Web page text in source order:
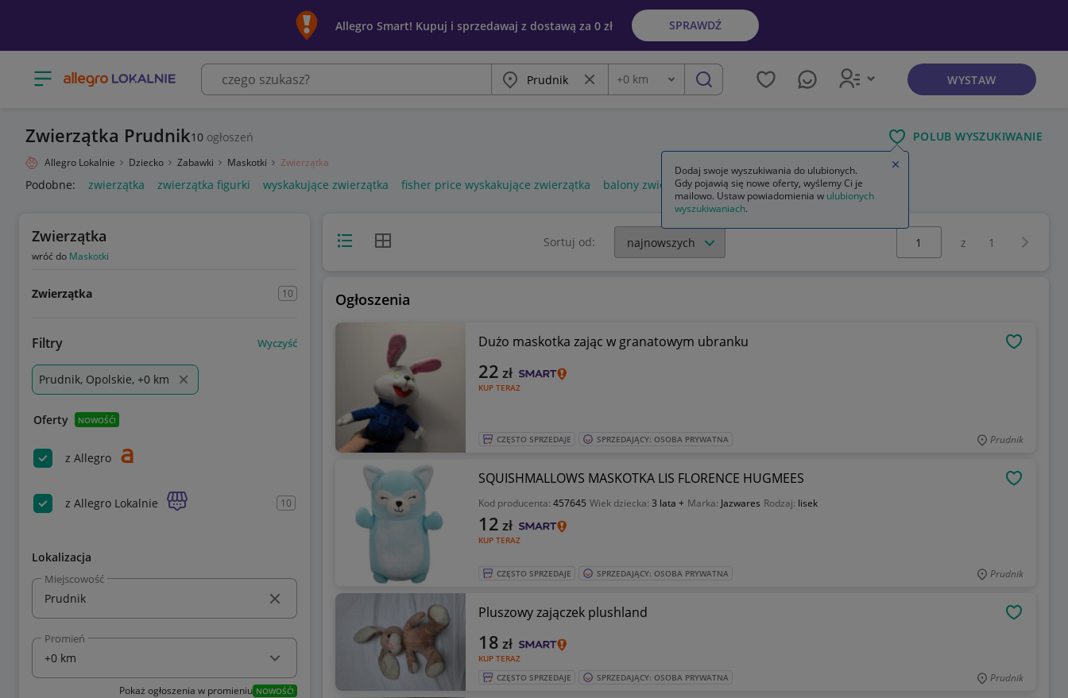
Allegro Smart! Kupuj i sprzedawaj z dostawą za 0 zł SPRAWDŹ
Otwórz menu z kategoriami Miasto Wyczyść frazę
Odległość
+0 km szukaj WYSTAW
Zwierzątka Prudnik10 ogłoszeń POLUB WYSZUKIWANIE
Allegro Lokalnie Dziecko Zabawki Maskotki Zwierzątka
Podobne: zwierzątka zwierzątka figurki wyskakujące zwierzątka fisher price wyskakujące zwierzątka balony zwierzątka
Zwierzątka
wróć do Maskotki
Zwierzątka 10
Filtry Wyczyść
Prudnik, Opolskie, +0 km
Oferty NOWOŚĆ!
z Allegro
z Allegro Lokalnie 10
Lokalizacja
Miejscowość
Promień
Pokaż ogłoszenia w promieniu NOWOŚĆ!
Widok listyWidok siatki Sortuj od:
Wybierz stronę:
z 1
Ogłoszenia
Dużo maskotka zając w granatowym ubranku
KUP TERAZ
22 zł
CZĘSTO SPRZEDAJE SPRZEDAJĄCY: OSOBA PRYWATNA Prudnik
SQUISHMALLOWS MASKOTKA LIS FLORENCE HUGMEES
Kod producenta: 457645 Wiek dziecka: 3 lata + Marka: Jazwares Rodzaj: lisek
KUP TERAZ
12 zł
CZĘSTO SPRZEDAJE SPRZEDAJĄCY: OSOBA PRYWATNA Prudnik
Pluszowy zajączek plushland
KUP TERAZ
18 zł
CZĘSTO SPRZEDAJE SPRZEDAJĄCY: OSOBA PRYWATNA Prudnik
Dodaj swoje wyszukiwania do ulubionych.
Gdy pojawią się nowe oferty, wyślemy Ci je
mailowo. Ustaw powiadomienia w ulubionych
wyszukiwaniach.
Zamknij wskazówkę